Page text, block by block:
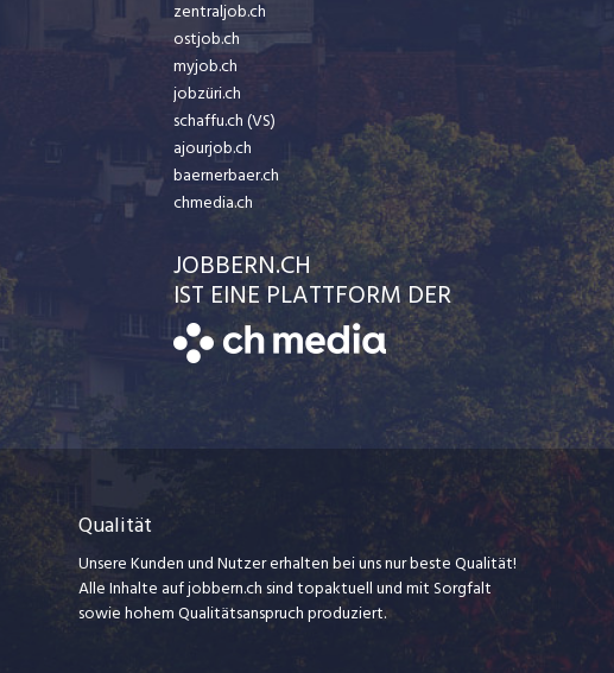
zentraljob.ch
ostjob.ch
myjob.ch
jobzüri.ch
schaffu.ch (VS)
ajourjob.ch
baernerbaer.ch
chmedia.ch
JOBBERN.CH
IST EINE PLATTFORM DER
Qualität
Unsere Kunden und Nutzer erhalten bei uns nur beste Qualität!
Alle Inhalte auf jobbern.ch sind topaktuell und mit Sorgfalt
sowie hohem Qualitätsanspruch produziert.